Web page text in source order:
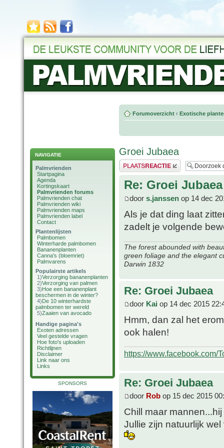
NAVIGATIE
Palmvrienden
Startpagina
Agenda
Kortingskaart
Palmvrienden forums
Palmvrienden chat
Palmvrienden wiki
Palmvrienden maps
Palmvrienden label
Contact
Plantenlijsten
Palmbomen
Winterharde palmbomen
Bananenplanten
Canna's (bloemriet)
Palmvarens
Populairste artikels
1)Verzorging bananenplanten
2)Verzorging van palmen
3)Hoe een bananenplant
beschermen in de winter?
4)De 10 winterhardste
palmbomen ter wereld
5)Zaaien van avocado
Handige pagina's
Exoten adressen
Veel gestelde vragen
Hoe foto's uploaden
Richtlijnen
Disclaimer
Link naar ons
Links
SPONSORS
Forumoverzicht ‹ Exotische
Groei Jubaea
Plaats een reactie
Re: Groei Jubaea
door s.janssen op 14 dec
Als je dat ding laat
zadelt je volgende
The forest abounded with
green foliage and the elegant
Darwin 1832
Re: Groei Jubaea
door Kai op 14 dec 2015
Hmm, dan zal het
ook halen!
https://www.facebook.com/
Re: Groei Jubaea
door Rob op 15 dec 2015
Chill maar
Jullie zijn natuurlijk